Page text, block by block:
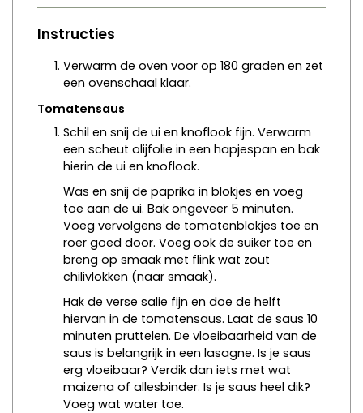
Instructies
Verwarm de oven voor op 180 graden en zet
een ovenschaal klaar.
Tomatensaus
Schil en snij de ui en knoflook fijn. Verwarm
een scheut olijfolie in een hapjespan en bak
hierin de ui en knoflook.
Was en snij de paprika in blokjes en voeg
toe aan de ui. Bak ongeveer 5 minuten.
Voeg vervolgens de tomatenblokjes toe en
roer goed door. Voeg ook de suiker toe en
breng op smaak met flink wat zout
chilivlokken (naar smaak).
Hak de verse salie fijn en doe de helft
hiervan in de tomatensaus. Laat de saus 10
minuten pruttelen. De vloeibaarheid van de
saus is belangrijk in een lasagne. Is je saus
erg vloeibaar? Verdik dan iets met wat
maizena of allesbinder. Is je saus heel dik?
Voeg wat water toe.